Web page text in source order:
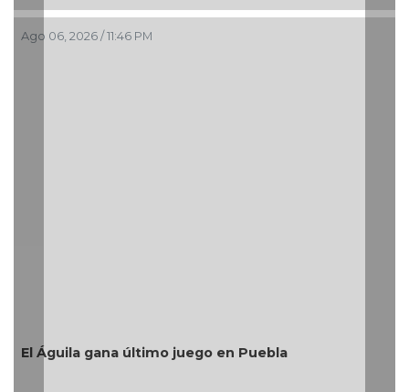
2026 / 11:46 PM
gana último juego en Puebla